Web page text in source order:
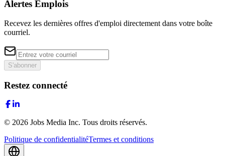
Alertes Emplois
Recevez les dernières offres d'emploi directement dans votre boîte
courriel.
S'abonner
Restez connecté
© 2026 Jobs Media Inc. Tous droits réservés.
Politique de confidentialitéTermes et conditions